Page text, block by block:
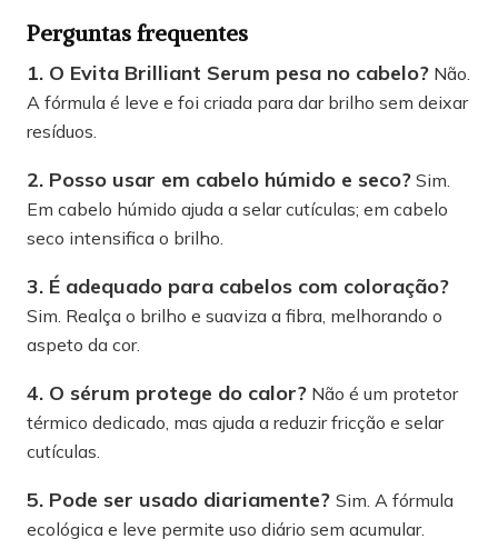
Perguntas frequentes
1. O Evita Brilliant Serum pesa no cabelo? Não.
A fórmula é leve e foi criada para dar brilho sem deixar
resíduos.
2. Posso usar em cabelo húmido e seco? Sim.
Em cabelo húmido ajuda a selar cutículas; em cabelo
seco intensifica o brilho.
3. É adequado para cabelos com coloração?
Sim. Realça o brilho e suaviza a fibra, melhorando o
aspeto da cor.
4. O sérum protege do calor? Não é um protetor
térmico dedicado, mas ajuda a reduzir fricção e selar
cutículas.
5. Pode ser usado diariamente? Sim. A fórmula
ecológica e leve permite uso diário sem acumular.